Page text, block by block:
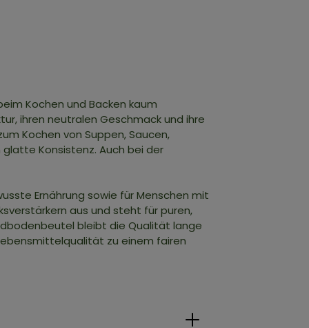
Kochen und Backen kaum
ihren neutralen Geschmack und ihre
Kochen von Suppen, Saucen,
Konsistenz. Auch bei der
Ernährung sowie für Menschen mit
aus und steht für puren,
bleibt die Qualität lange
zu einem fairen